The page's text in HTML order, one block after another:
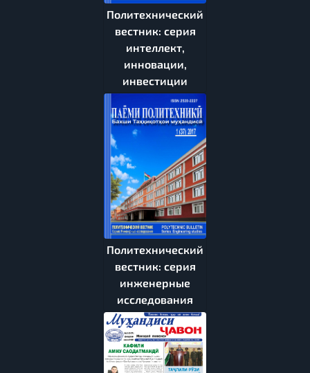
Политехнический
вестник: серия
интеллект,
инновации,
инвестиции
Политехнический
вестник: серия
инженерные
исследования